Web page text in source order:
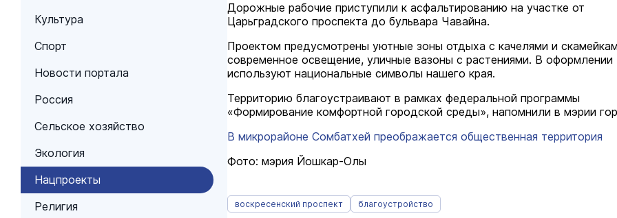
Культура
Спорт
Новости портала
Россия
Сельское хозяйство
Экология
Нацпроекты
Религия
Дорожные рабочие приступили к асфальтированию на участке от
Царьградского проспекта до бульвара Чавайна.
Проектом предусмотрены уютные зоны отдыха с качелями и
современное освещение, уличные вазоны с растениями. В оформлении
используют национальные символы нашего края.
Территорию благоустраивают в рамках федеральной программы
«Формирование комфортной городской среды», напомнили в мэрии
В микрорайоне Сомбатхей преображается общественная территория
Фото: мэрия Йошкар-Олы
воскресенский проспект благоустройство